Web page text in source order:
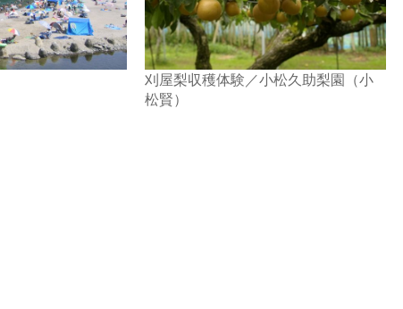
刈屋梨収穫体験／小松久助梨園（小
松賢）